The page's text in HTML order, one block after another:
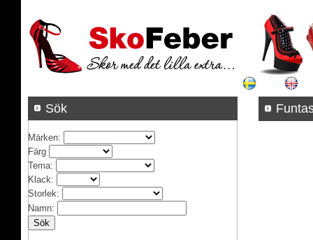
Sök
Märken:
Färg
Tema:
Klack:
Storlek:
Namn: